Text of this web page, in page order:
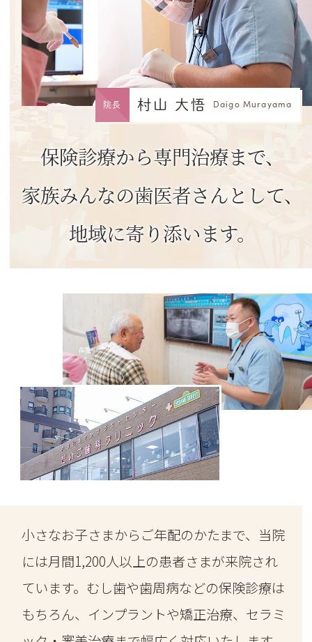
院長 村山 大悟 Daigo Murayama
保険診療から専門治療まで、
家族みんなの歯医者さんとして、
地域に寄り添います。
小さなお子さまからご年配のかたまで、当院
には月間1,200人以上の患者さまが来院され
ています。むし歯や歯周病などの保険診療は
もちろん、インプラントや矯正治療、セラミ